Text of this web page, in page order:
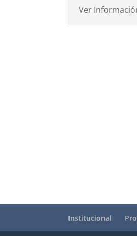
Ver
Institucional